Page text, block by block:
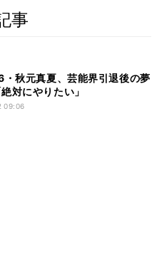
事
・秋元真夏、芸能界引退後の夢
対にやりたい」
09:06